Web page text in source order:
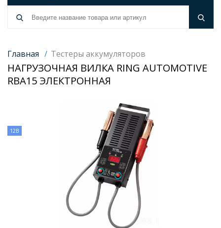
Главная / Тестеры аккумуляторов
НАГРУЗОЧНАЯ ВИЛКА RING AUTOMOTIVE
RBA15 ЭЛЕКТРОННАЯ
12В